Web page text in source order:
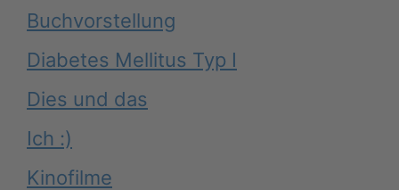
Buchvorstellung
Diabetes Mellitus Typ I
Dies und das
Ich :)
Kinofilme